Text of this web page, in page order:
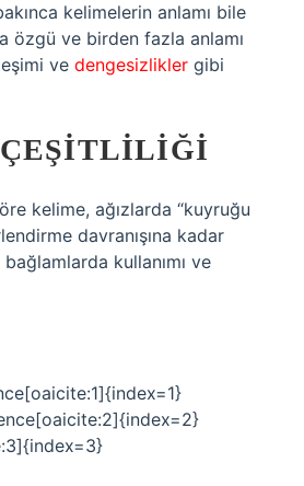
kelimelerin anlamı bile
özgü ve birden fazla anlamı
ve dengesizlikler gibi
kelime, ağızlarda “kuyruğu
davranışına kadar
kullanımı ve